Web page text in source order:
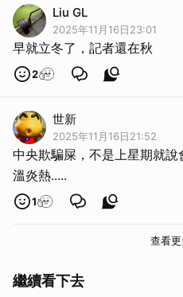
Liu GL
2025年11月16日23:01
早就立冬了，記者還在秋
2
世新
2025年11月16日21:52
中央欺騙屎，不是上星期就
溫炎熱.....
1
查看更
繼續看下去